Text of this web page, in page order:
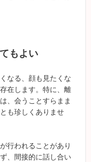
もよい
なる、顔も見たくな
在します。特に、離
、会うことすらまま
も珍しくありませ
行われることがあり
、間接的に話し合い